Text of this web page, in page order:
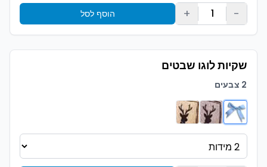
-
1
+ הוסף לסל
שקיות לוגו שבטים
2 צבעים